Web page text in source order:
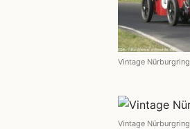
Vintage Nürburgring
Vintage Nürburgring